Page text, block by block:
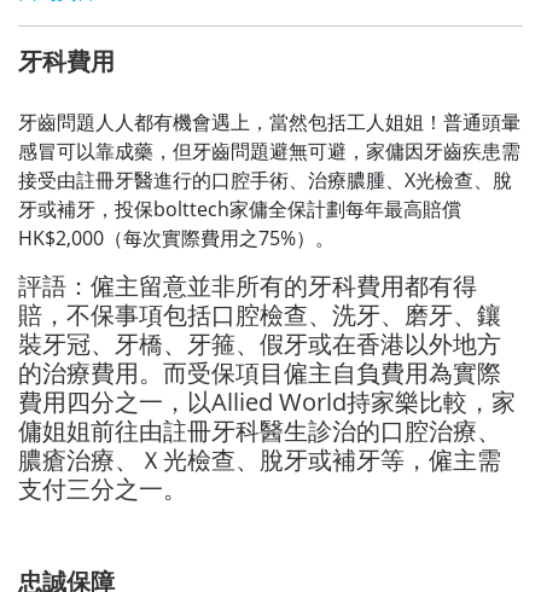
牙科費用
牙齒問題人人都有機會遇上，當然包括工人姐姐！普通頭暈
感冒可以靠成藥，但牙齒問題避無可避，家傭因牙齒疾患需
接受由註冊牙醫進行的口腔手術、治療膿腫、X光檢查、脫
牙或補牙，投保bolttech家傭全保計劃每年最高賠償
HK$2,000（每次實際費用之75%）。
評語：僱主留意並非所有的牙科費用都有得
賠，不保事項包括口腔檢查、洗牙、磨牙、鑲
裝牙冠、牙橋、牙箍、假牙或在香港以外地方
的治療費用。而受保項目僱主自負費用為實際
費用四分之一，以Allied World持家樂比較，家
傭姐姐前往由註冊牙科醫生診治的口腔治療、
膿瘡治療、Ｘ光檢查、脫牙或補牙等，僱主需
支付三分之一。
忠誠保障